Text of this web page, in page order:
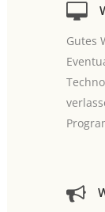
Gutes